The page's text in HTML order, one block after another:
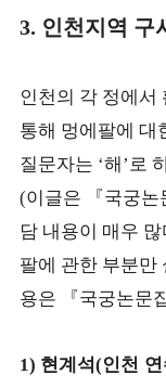
3. 인천지역 구
인천의 각 정에서
통해 멍에팔에 대
질문자는 ‘해’로
(이글은 『국궁논
담 내용이 매우
팔에 관한 부분만
용은
『국궁논문
1) 현계석(인천